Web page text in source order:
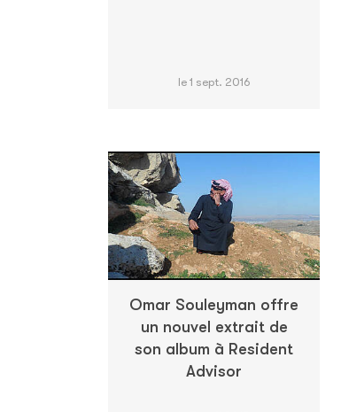
le 1 sept. 2016
Omar Souleyman offre
un nouvel extrait de
son album à Resident
Advisor